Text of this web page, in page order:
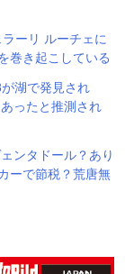
ーリ ルーチェに
巻き起こしている
湖で発見され
ったと推測され
ンタドール？あり
ーで節税？荒唐無